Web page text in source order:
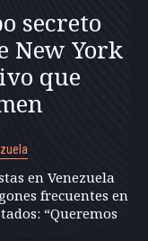
secreto
New York
que
en Venezuela
frecuentes en
“Queremos